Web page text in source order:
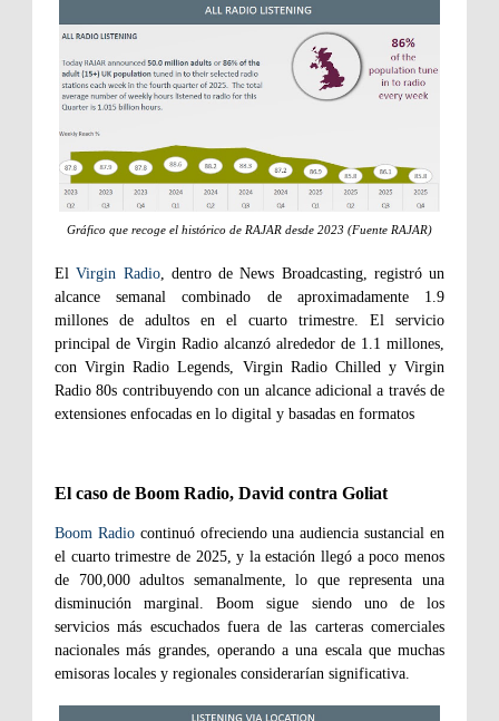
Gráfico que recoge el histórico de RAJAR desde 2023 (Fuente RAJAR)
ElVirgin Radio, dentro de News Broadcasting, registró un
alcance semanal combinado de aproximadamente 1.9
millones de adultos en el cuarto trimestre. El servicio
principal de Virgin Radio alcanzó alrededor de 1.1 millones,
con Virgin Radio Legends, Virgin Radio Chilled y Virgin
Radio 80s contribuyendo con un alcance adicional a través de
extensiones enfocadas en lo digital y basadas en formatos
El caso de Boom Radio, David contra Goliat
Boom Radiocontinuó ofreciendo una audiencia sustancial en
el cuarto trimestre de 2025, y la estación llegó a poco menos
de 700,000 adultos semanalmente, lo que representa una
disminución marginal. Boom sigue siendo uno de los
servicios más escuchados fuera de las carteras comerciales
nacionales más grandes, operando a una escala que muchas
emisoras locales y regionales considerarían significativa.